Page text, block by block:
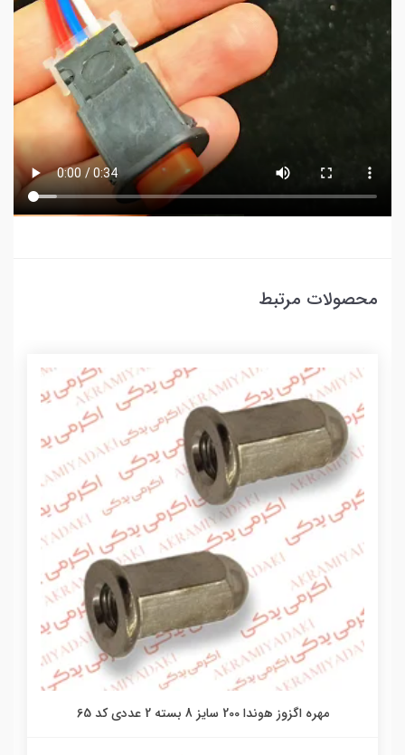
محصولات مرتبط
مهره اگزوز هوندا 200 سایز 8 بسته 2 عددی کد 65